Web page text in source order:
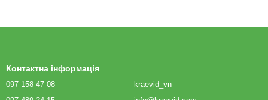
Контактна інформація
097 158-47-08
kraevid_vn